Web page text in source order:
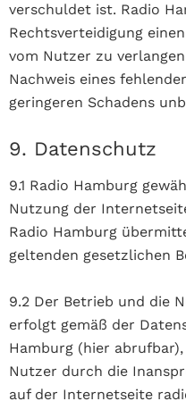
verschuldet ist. Radio
Rechtsverteidigung
vom Nutzer zu
Nachweis eines
geringeren Schadens
9. Datenschutz
9.1 Radio Hamburg
Nutzung der
Radio Hamburg
geltenden gesetzlichen
9.2 Der Betrieb und die
erfolgt gemäß der
Hamburg (hier
Nutzer durch die
auf der Internetseite